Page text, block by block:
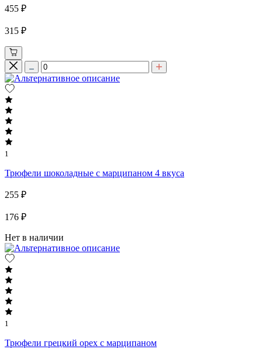
455 ₽
315 ₽
1
Трюфели шоколадные с марципаном 4 вкуса
255 ₽
176 ₽
Нет в наличии
1
Трюфели грецкий орех с марципаном